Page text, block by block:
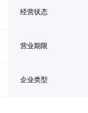
经营状态
营业期限
企业类型